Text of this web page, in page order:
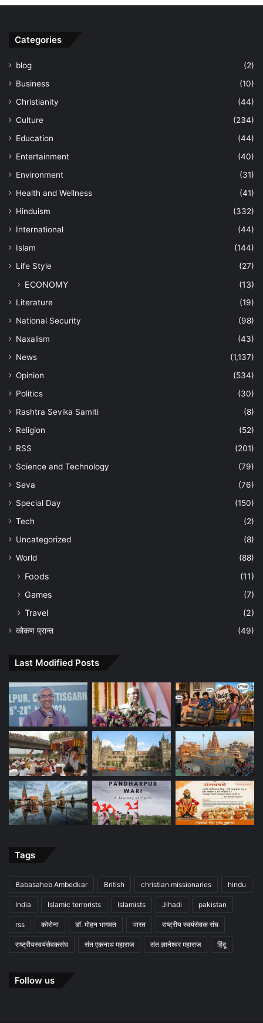
Categories
blog
(2)
Business
(10)
Christianity
(44)
Culture
(234)
Education
(44)
Entertainment
(40)
Environment
(31)
Health and Wellness
(41)
Hinduism
(332)
International
(44)
Islam
(144)
Life Style
(27)
ECONOMY (13)
Literature
(19)
National Security
(98)
Naxalism
(43)
News
(1,137)
Opinion
(534)
Politics
(30)
Rashtra Sevika Samiti
(8)
Religion
(52)
RSS
(201)
Science and Technology
(79)
Seva
(76)
Special Day
(150)
Tech
(2)
Uncategorized
(8)
World
(88)
Foods
(11)
Games
(7)
Travel
(2)
कोकण प्रान्त (49)
Last Modified Posts
Tags
Babasaheb Ambedkar British christian missionaries hindu
India Islamic terrorists Islamists Jihadi pakistan
rss कोरोना डॉ. मोहन भागवत भारत राष्ट्रीय स्वयंसेवक संघ
राष्ट्रीयस्वयंसेवकसंघ संत एकनाथ महाराज संत ज्ञानेश्वर महाराज हिंदू
Follow us